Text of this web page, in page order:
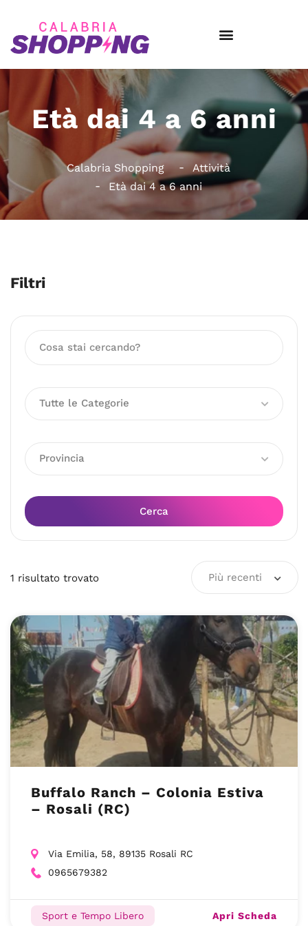
Età dai 4 a 6 anni
Calabria Shopping
Attività
Età dai 4 a 6 anni
Filtri
Tutte le Categorie
Provincia
Cerca
1 risultato trovato Più recenti
Buffalo Ranch – Colonia Estiva
– Rosali (RC)
Via Emilia, 58, 89135 Rosali RC
0965679382
Sport e Tempo Libero Apri Scheda